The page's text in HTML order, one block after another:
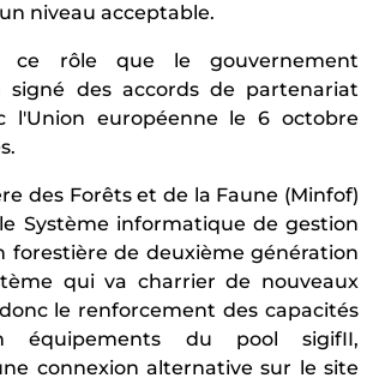
un niveau acceptable.
ce rôle que le gouvernement
signé des accords de partenariat
l'Union européenne le 6 octobre
re des Forêts et de la Faune (Minfof)
Système informatique de gestion
forestière de deuxième génération
ème qui va charrier de nouveaux
le renforcement des capacités
équipements du pool sigifII,
connexion alternative sur le site